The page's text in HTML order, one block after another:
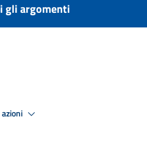
gli argomenti